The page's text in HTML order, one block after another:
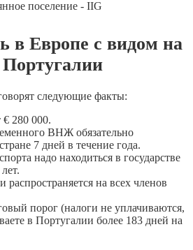
в Европе с видом на
следующие факты:
280 000.
ВНЖ обязательно
7 дней в течение года.
надо находиться в государстве
распространяется на всех членов
порог (налоги не уплачиваются,
в Португалии более 183 дней на